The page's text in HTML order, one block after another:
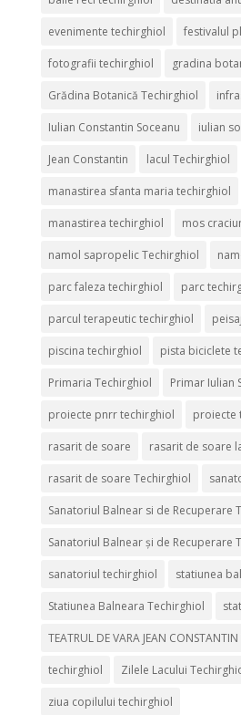
evenimente techirghiol festivalul
fotografii techirghiol gradina
Grădina Botanică Techirghiol
Iulian Constantin Soceanu iulian
Jean Constantin lacul Techirghiol
manastirea sfanta maria techirghiol
manastirea techirghiol mos
namol sapropelic Techirghiol
parc faleza techirghiol parc
parcul terapeutic techirghiol
piscina techirghiol pista biciclete
Primaria Techirghiol Primar Iulian
proiecte pnrr techirghiol proiecte
rasarit de soare rasarit de soare
rasarit de soare Techirghiol
Sanatoriul Balnear si de Recuperare
Sanatoriul Balnear și de Recuperare
sanatoriul techirghiol statiunea
Statiunea Balneara Techirghiol
TEATRUL DE VARA JEAN
techirghiol Zilele Lacului
ziua copilului techirghiol